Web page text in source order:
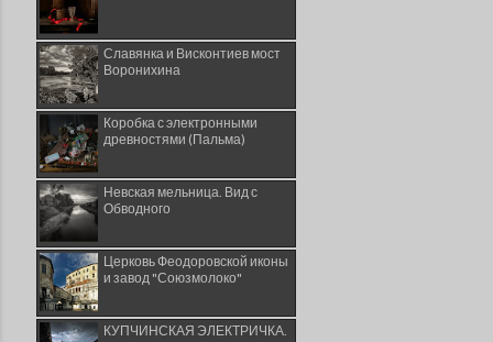
Славянка и Висконтиев мост
Воронихина
Коробка с электронными
древностями (Пальма)
Невская мельница. Вид с
Обводного
Церковь Феодоровской иконы
и завод "Союзмолоко"
КУПЧИНСКАЯ ЭЛЕКТРИЧКА.